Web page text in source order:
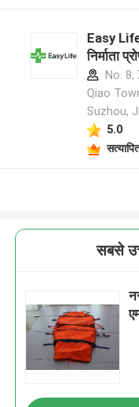
Easy
निर्माता
No. 8,
Qiao
Suzhou,
5.0
सबसे